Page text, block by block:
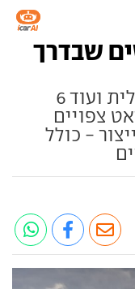
שבדרך
לאון חדשה, משפחתית חשמלית ועוד 6
צפויים
- כולל